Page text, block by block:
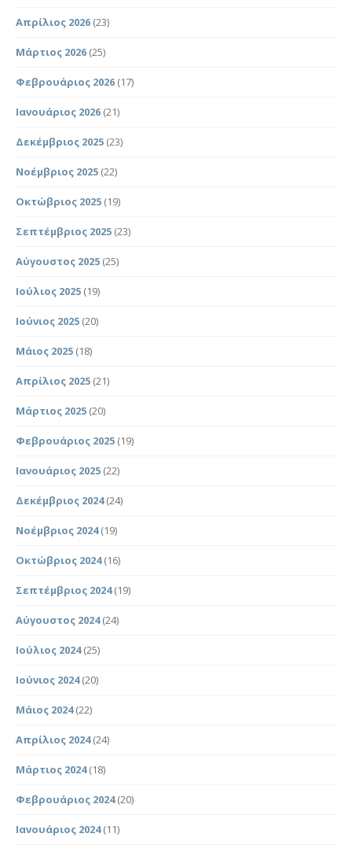
Απρίλιος 2026 (23)
Μάρτιος 2026 (25)
Φεβρουάριος 2026 (17)
Ιανουάριος 2026 (21)
Δεκέμβριος 2025 (23)
Νοέμβριος 2025 (22)
Οκτώβριος 2025 (19)
Σεπτέμβριος 2025 (23)
Αύγουστος 2025 (25)
Ιούλιος 2025 (19)
Ιούνιος 2025 (20)
Μάιος 2025 (18)
Απρίλιος 2025 (21)
Μάρτιος 2025 (20)
Φεβρουάριος 2025 (19)
Ιανουάριος 2025 (22)
Δεκέμβριος 2024(24)
Νοέμβριος 2024(19)
Οκτώβριος 2024(16)
Σεπτέμβριος 2024(19)
Αύγουστος 2024(24)
Ιούλιος 2024(25)
Ιούνιος 2024(20)
Μάιος 2024(22)
Απρίλιος 2024(24)
Μάρτιος 2024(18)
Φεβρουάριος 2024(20)
Ιανουάριος 2024(11)